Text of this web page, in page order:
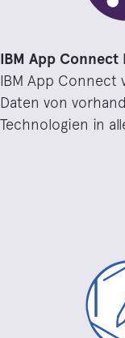
IBM App
IBM App Connect
Daten von
Technologien in